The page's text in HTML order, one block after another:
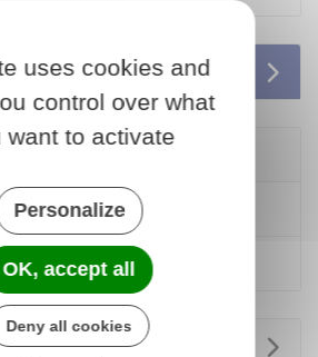
et formulaires
handicapées
(AAH, AEEH) et aides
!
uses cookies and
control over what
want to activate
Personalize
OK, accept all
Deny all cookies